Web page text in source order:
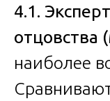
4.1.
отцовства
наиболее